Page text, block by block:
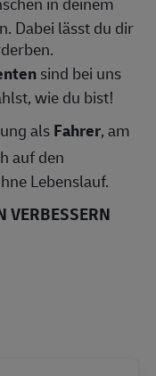
Dabei lässt du dir
sind bei uns
wie du bist!
alsFahrer, am
auf den
Lebenslauf.
VERBESSERN